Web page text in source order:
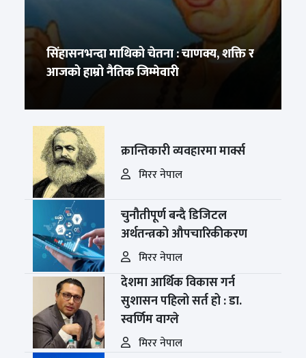
सिंहासनभन्दा माथिको चेतना : चाणक्य, शक्ति र
आजको हाम्रो नैतिक जिम्मेवारी
क्रान्तिकारी व्यवहारमा मार्क्स
मिरर नेपाल
चुनौतीपूर्ण बन्दै डिजिटल
अर्थतन्त्रको औपचारिकीकरण
मिरर नेपाल
देशमा आर्थिक विकास गर्न
सुशासन पहिलो सर्त हो : डा.
स्वर्णिम वाग्ले
मिरर नेपाल